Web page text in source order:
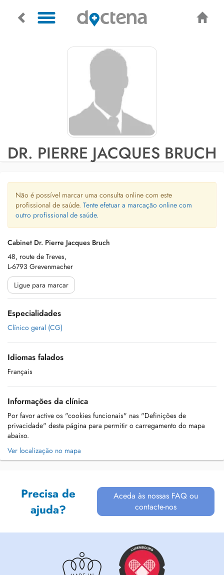
DR. PIERRE JACQUES BRUCH
Não é possível marcar uma consulta online com este
profissional de saúde. Tente efetuar a marcação online com
outro profissional de saúde.
Cabinet Dr. Pierre Jacques Bruch
48, route de Treves,
L-6793 Grevenmacher
Ligue para marcar
Especialidades
Clínico geral (CG)
Idiomas falados
Français
Informações da clínica
Por favor active os "cookies funcionais" nas "Definições de
privacidade" desta página para permitir o carregamento do mapa
abaixo.
Ver localização no mapa
Precisa de
ajuda?
Aceda às nossas FAQ ou
contacte-nos